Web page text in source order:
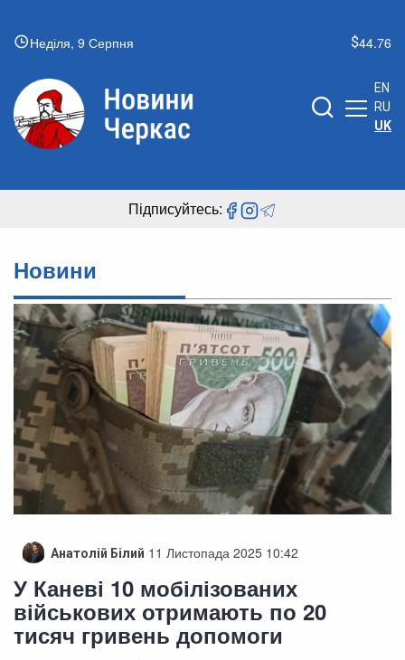
Неділя, 9 Серпня 44.76
EN
RU
UK
Підписуйтесь:
Новини
Анатолій Білий 11 Листопада 2025 10:42
У Каневі 10 мобілізованих
військових отримають по 20
тисяч гривень допомоги